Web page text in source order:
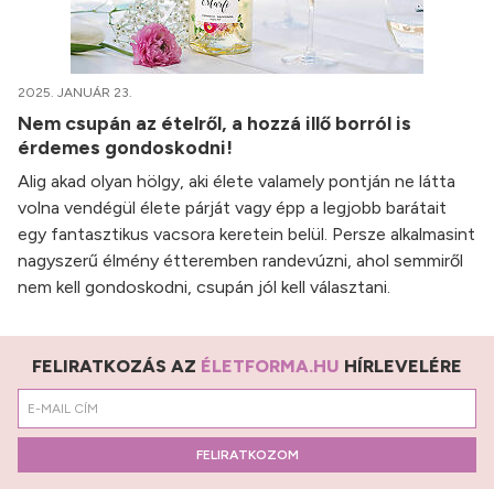
2025. JANUÁR 23.
Nem csupán az ételről, a hozzá illő borról is
érdemes gondoskodni!
Alig akad olyan hölgy, aki élete valamely pontján ne látta
volna vendégül élete párját vagy épp a legjobb barátait
egy fantasztikus vacsora keretein belül. Persze alkalmasint
nagyszerű élmény étteremben randevúzni, ahol semmiről
nem kell gondoskodni, csupán jól kell választani.
FELIRATKOZÁS AZ ÉLETFORMA.HU HÍRLEVELÉRE
FELIRATKOZOM